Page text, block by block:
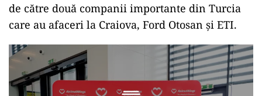
de către două companii importante din Turcia
care au afaceri la Craiova, Ford Otosan și ETI.